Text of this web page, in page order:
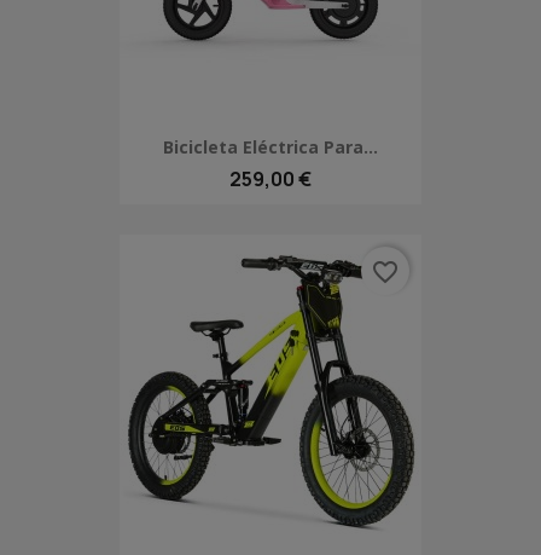
Bicicleta Eléctrica Para...
259,00 €
favorite_border